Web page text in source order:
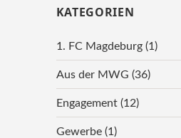
KATEGORIEN
1. FC Magdeburg(1)
Aus der MWG (36)
Engagement(12)
Gewerbe(1)